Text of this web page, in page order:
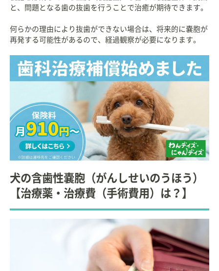
と、問題となる歯の抜歯を行うことで治癒が期待できます。
何らかの理由により抜歯ができない場合は、将来的に嚢胞が
再発する可能性があるので、経過観察が必要になります。
犬の含歯性嚢胞（がんしせいのうほう）
【治療薬・治療費（手術費用）は？】